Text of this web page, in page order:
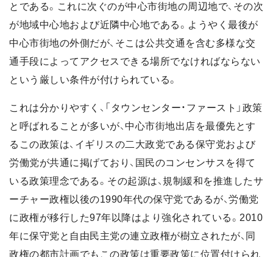
とである。これに次ぐのが中心市街地の周辺地で、その次
が地域中心地および近隣中心地である。ようやく最後が
中心市街地の外側だが、そこは公共交通を含む多様な交
通手段によってアクセスできる場所でなければならない
という厳しい条件が付けられている。
これは分かりやすく、「タウンセンター・ファースト」政策
と呼ばれることが多いが、中心市街地出店を最優先とす
るこの政策は、イギリスの二大政党である保守党および
労働党が共通に掲げており、国民のコンセンサスを得て
いる政策理念である。その起源は、規制緩和を推進したサ
ーチャー政権以後の1990年代の保守党であるが、労働党
に政権が移行した97年以降はより強化されている。2010
年に保守党と自由民主党の連立政権が樹立されたが、同
政権の都市計画でもこの政策は重要政策に位置付けられ